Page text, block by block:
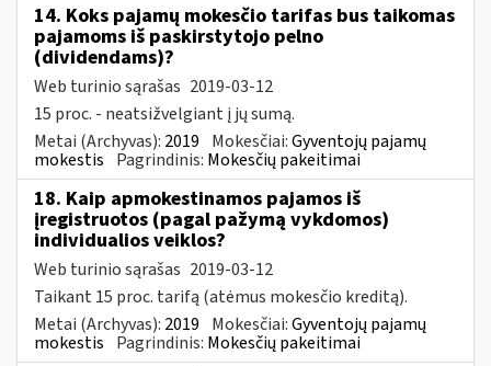
14. Koks pajamų mokesčio tarifas bus taikomas
pajamoms iš paskirstytojo pelno
(dividendams)?
Web turinio sąrašas 2019-03-12
15 proc. - neatsižvelgiant į jų sumą.
Metai (Archyvas): 2019 Mokesčiai:Gyventojų pajamų
mokestis Pagrindinis: Mokesčių pakeitimai
18. Kaip apmokestinamos pajamos iš
įregistruotos (pagal pažymą vykdomos)
individualios veiklos?
Web turinio sąrašas 2019-03-12
Taikant 15 proc. tarifą (atėmus mokesčio kreditą).
Metai (Archyvas): 2019 Mokesčiai:Gyventojų pajamų
mokestis Pagrindinis: Mokesčių pakeitimai